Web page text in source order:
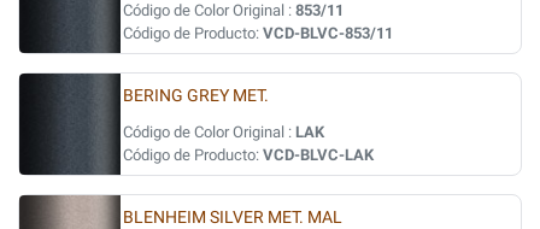
Código de Color Original : 853/11
Código de Producto: VCD-BLVC-853/11
BERING GREY MET.
Código de Color Original : LAK
Código de Producto: VCD-BLVC-LAK
BLENHEIM SILVER MET. MAL